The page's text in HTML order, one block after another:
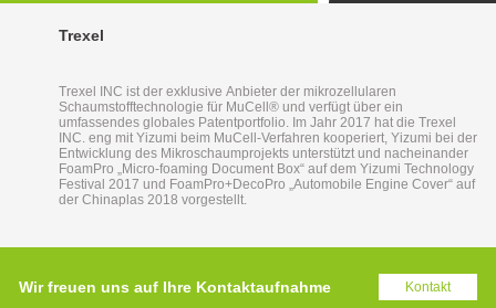
Trexel
Trexel INC ist der exklusive Anbieter der mikrozellularen
Schaumstofftechnologie für MuCell® und verfügt über ein
umfassendes globales Patentportfolio. Im Jahr 2017 hat die Trexel
INC. eng mit Yizumi beim MuCell-Verfahren kooperiert, Yizumi bei der
Entwicklung des Mikroschaumprojekts unterstützt und nacheinander
FoamPro „Micro-foaming Document Box“ auf dem Yizumi Technology
Festival 2017 und FoamPro+DecoPro „Automobile Engine Cover“ auf
der Chinaplas 2018 vorgestellt.
Wir freuen uns auf Ihre Kontaktaufnahme Kontakt